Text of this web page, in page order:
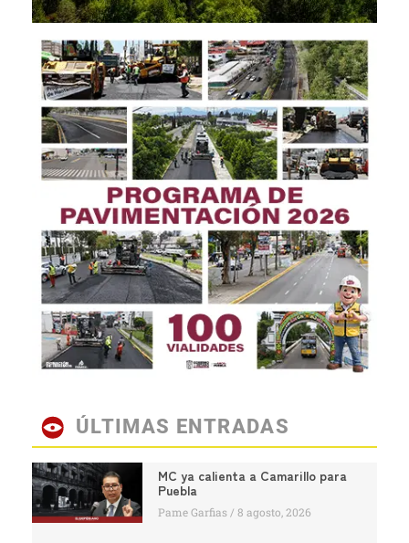
ÚLTIMAS ENTRADAS
MC ya calienta a Camarillo para
Puebla
Pame Garfias 8 agosto, 2026